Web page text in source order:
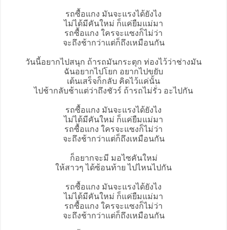
รถซื้อแกง มันจะแรงได้ยังไง
ไม่ได้มีคันใหม่ ก็แค่ยืมแม่มา
รถซื้อแกง ใครจะแซงก็ไม่ว่า
จะถึงช้ากว่าแต่ก็ถึงเหมือนกัน
วันนี้อยากไปสนุก ถ้ารถมันกระตุก ท่องไว้ว่าช่างมัน
ฉันอยากไปโยก อยากไปขยับ
เต้นเสร็จก็กลับ คิดไว้แค่นั้น
ไปช้ากลับช้าแต่ว่าถึงชัวร์ ถ้ารถไม่รั่ว อะไปกัน
รถซื้อแกง มันจะแรงได้ยังไง
ไม่ได้มีคันใหม่ ก็แค่ยืมแม่มา
รถซื้อแกง ใครจะแซงก็ไม่ว่า
จะถึงช้ากว่าแต่ก็ถึงเหมือนกัน
ก็อยากจะมี มอไซคันใหม่
ให้สาวๆ ได้ซ้อนท้าย ไปไหนไปกัน
รถซื้อแกง มันจะแรงได้ยังไง
ไม่ได้มีคันใหม่ ก็แค่ยืมแม่มา
รถซื้อแกง ใครจะแซงก็ไม่ว่า
จะถึงช้ากว่าแต่ก็ถึงเหมือนกัน